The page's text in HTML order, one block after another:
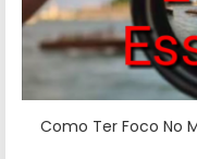
Como Ter Foco No